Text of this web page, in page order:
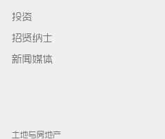
投资
招贤纳士
新闻媒体
土地与房地产